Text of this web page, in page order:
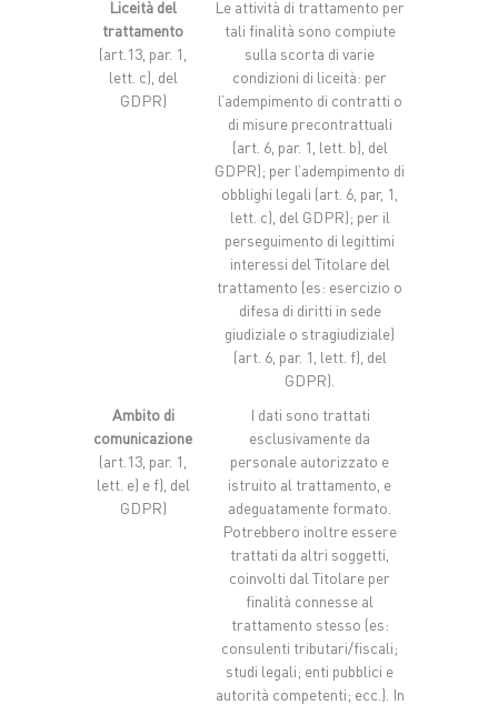
Liceità del
trattamento
(art.13, par. 1,
lett. c), del
GDPR)
Le attività di trattamento per
tali finalità sono compiute
sulla scorta di varie
condizioni di liceità: per
l’adempimento di contratti o
di misure precontrattuali
(art. 6, par. 1, lett. b), del
GDPR); per l’adempimento di
obblighi legali (art. 6, par, 1,
lett. c), del GDPR); per il
perseguimento di legittimi
interessi del Titolare del
trattamento (es: esercizio o
difesa di diritti in sede
giudiziale o stragiudiziale)
(art. 6, par. 1, lett. f), del
GDPR).
Ambito di
comunicazione
(art.13, par. 1,
lett. e) e f), del
GDPR)
I dati sono trattati
esclusivamente da
personale autorizzato e
istruito al trattamento, e
adeguatamente formato.
Potrebbero inoltre essere
trattati da altri soggetti,
coinvolti dal Titolare per
finalità connesse al
trattamento stesso (es:
consulenti tributari/fiscali;
studi legali; enti pubblici e
autorità competenti; ecc.). In